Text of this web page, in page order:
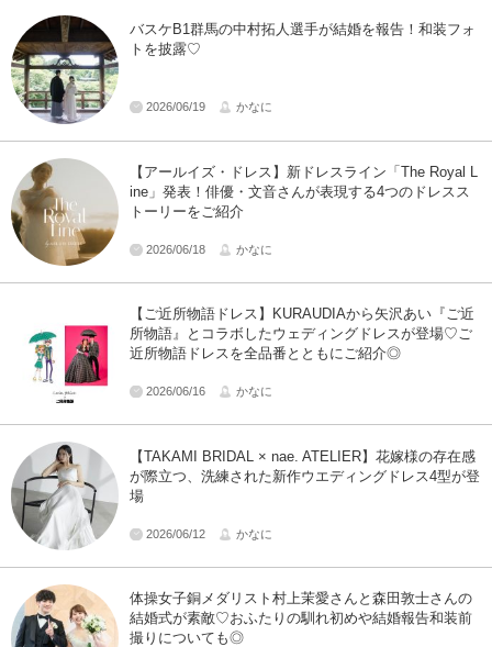
バスケB1群馬の中村拓人選手が結婚を報告！和装フォ
トを披露♡
2026/06/19 かなに
【アールイズ・ドレス】新ドレスライン「The Royal L
ine」発表！俳優・文音さんが表現する4つのドレスス
トーリーをご紹介
2026/06/18 かなに
【ご近所物語ドレス】KURAUDIAから矢沢あい『ご近
所物語』とコラボしたウェディングドレスが登場♡ご
近所物語ドレスを全品番とともにご紹介◎
2026/06/16 かなに
【TAKAMI BRIDAL × nae. ATELIER】花嫁様の存在感
が際立つ、洗練された新作ウエディングドレス4型が登
場
2026/06/12 かなに
体操女子銅メダリスト村上茉愛さんと森田敦士さんの
結婚式が素敵♡おふたりの馴れ初めや結婚報告和装前
撮りについても◎